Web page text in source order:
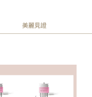
美麗見證